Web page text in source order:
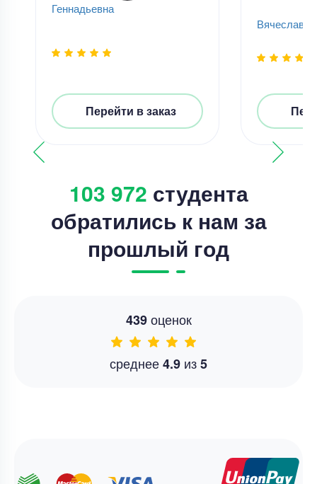
Геннадьевна
Перейти в заказ
Вячеслав
103 972 студента
обратились к нам за
прошлый год
439оценок
среднее4.9 из5